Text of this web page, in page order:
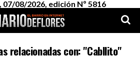
07/08/2026, edición Nº 5816
relacionadas con: "Cabllito"